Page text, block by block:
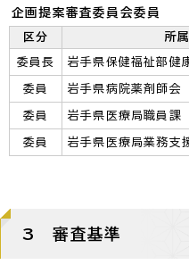
企画提案審査委員会委員
区分 所属
委員長 岩手県保健福祉部健
委員 岩手県病院薬剤師会
委員 岩手県医療局職員課
委員 岩手県医療局業務支
3 審査基準